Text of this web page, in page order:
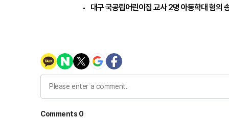
대구 국공립어린이집 교사 2명 아동학대 혐의